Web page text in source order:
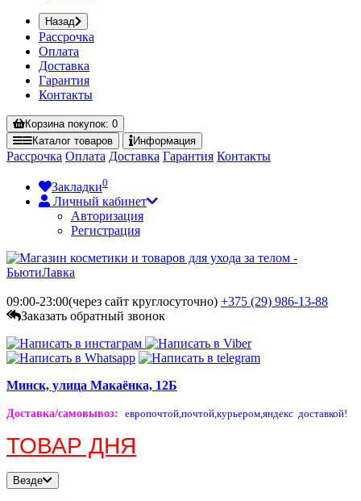
Назад
Рассрочка
Оплата
Доставка
Гарантия
Контакты
Корзинапокупок: 0
Каталог товаров Информация
Рассрочка Оплата Доставка Гарантия Контакты
Закладки0
Личный кабинет
Авторизация
Регистрация
09:00-23:00(через сайт круглосуточно) +375 (29) 986-13-88
Заказать обратный звонок
Минск, улица Макаёнка, 12Б
Доставка/самовывоз: европочтой,почтой,курьером,яндекс доставкой!
ТОВАР ДНЯ
Везде